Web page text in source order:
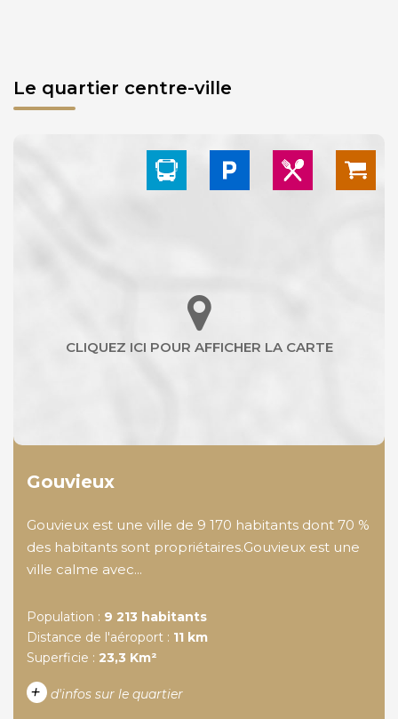
Le quartier centre-ville
Gouvieux
Gouvieux est une ville de 9 170 habitants dont 70 %
des habitants sont propriétaires.Gouvieux est une
ville calme avec...
Population : 9 213 habitants
Distance de l'aéroport : 11 km
Superficie : 23,3 Km²
+ d'infos sur le quartier